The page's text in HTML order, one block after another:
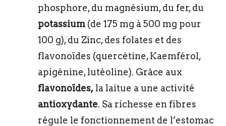
phosphore, du magnésium, du fer, du
potassium (de 175 mg à 500 mg pour
100 g), du Zinc, des folates et des
flavonoïdes (quercétine, Kaemférol,
apigénine, lutéoline). Grâce aux
flavonoïdes, la laitue a une activité
antioxydante. Sa richesse en fibres
régule le fonctionnement de l’estomac